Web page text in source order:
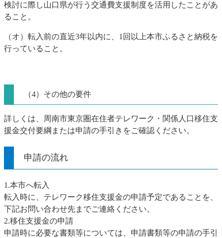
検討に際し山口県が行う交通費支援制度を活用したことがあ
ること。
（オ）転入前の直近3年以内に、1回以上本市ふるさと納税を
行っていること。
（4）その他の要件
詳しくは、周南市東京圏在住者テレワーク・関係人口移住支
援金交付要綱または申請の手引きをご確認ください。
申請の流れ
1.本市へ転入
転入時に、テレワーク移住支援金の申請予定であることを、
下記お問い合わせ先までご連絡ください。
2.移住支援金の申請
申請時に必要な書類等については、申請書類等の申請の手引